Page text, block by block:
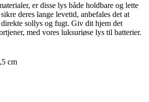
er disse lys både holdbare og lette
deres lange levetid, anbefales det at
sollys og fugt. Giv dit hjem det
med vores luksuriøse lys til batterier.
cm